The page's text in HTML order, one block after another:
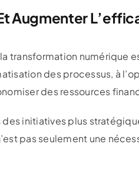
Augmenter
transformation
des processus, à
des ressources
des initiatives plus
pas seulement une